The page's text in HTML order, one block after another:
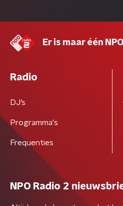
Er is maar één
Radio
DJ’s
Programma's
Frequenties
NPO Radio 2